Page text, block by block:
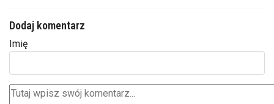
Dodaj komentarz
Imię